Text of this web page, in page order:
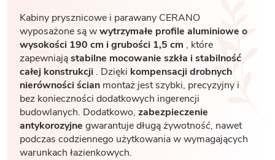
Kabiny prysznicowe i parawany CERANO
wyposażone są wwytrzymałe profile aluminiowe o
wysokości 190 cm i grubości 1,5 cm , które
zapewniająstabilne mocowanie szkła i stabilność
całej konstrukcji . Dzięki kompensacji drobnych
nierówności ścian montaż jest szybki, precyzyjny i
bez konieczności dodatkowych ingerencji
budowlanych. Dodatkowo, zabezpieczenie
antykorozyjne gwarantuje długą żywotność, nawet
podczas codziennego użytkowania w wymagających
warunkach łazienkowych.